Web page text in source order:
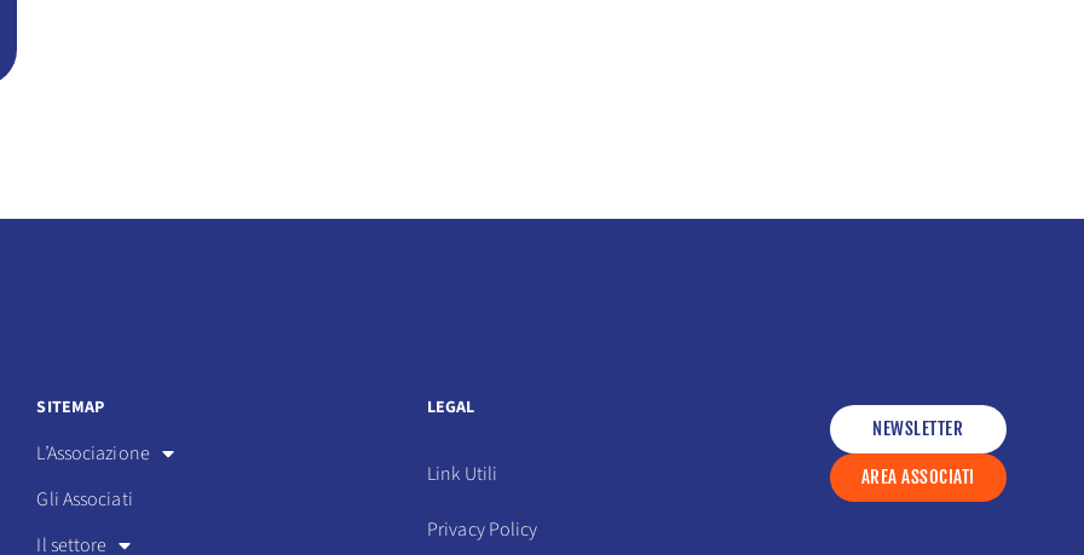
SITEMAP
L’Associazione
Gli Associati
Il settore
LEGAL
Link Utili
Privacy Policy
NEWSLETTER
AREA ASSOCIATI